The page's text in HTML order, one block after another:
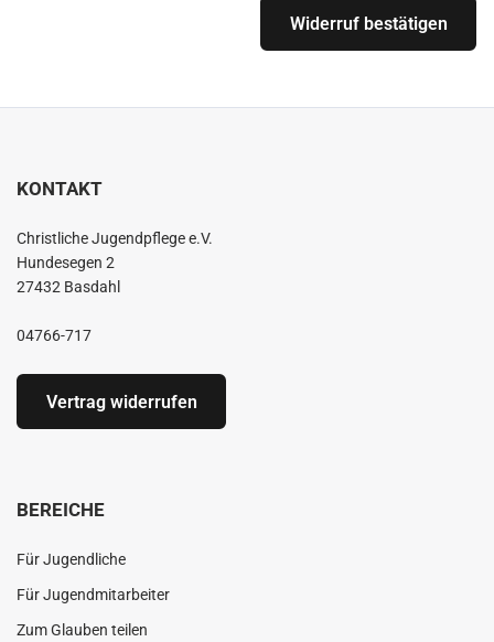
Widerruf bestätigen
KONTAKT
Christliche Jugendpflege e.V.
Hundesegen 2
27432 Basdahl
04766-717
Vertrag widerrufen
BEREICHE
Für Jugendliche
Für Jugendmitarbeiter
Zum Glauben teilen